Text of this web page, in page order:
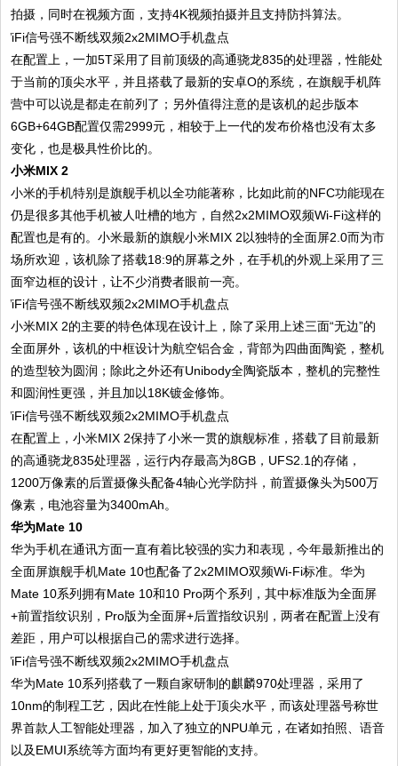
拍摄，同时在视频方面，支持4K视频拍摄并且支持防抖算法。
在配置上，一加5T采用了目前顶级的高通骁龙835的处理器，性能处
于当前的顶尖水平，并且搭载了最新的安卓O的系统，在旗舰手机阵
营中可以说是都走在前列了；另外值得注意的是该机的起步版本
6GB+64GB配置仅需2999元，相较于上一代的发布价格也没有太多
变化，也是极具性价比的。
小米MIX 2
小米的手机特别是旗舰手机以全功能著称，比如此前的NFC功能现在
仍是很多其他手机被人吐槽的地方，自然2x2MIMO双频Wi-Fi这样的
配置也是有的。小米最新的旗舰小米MIX 2以独特的全面屏2.0而为市
场所欢迎，该机除了搭载18:9的屏幕之外，在手机的外观上采用了三
面窄边框的设计，让不少消费者眼前一亮。
小米MIX 2的主要的特色体现在设计上，除了采用上述三面“无边”的
全面屏外，该机的中框设计为航空铝合金，背部为四曲面陶瓷，整机
的造型较为圆润；除此之外还有Unibody全陶瓷版本，整机的完整性
和圆润性更强，并且加以18K镀金修饰。
在配置上，小米MIX 2保持了小米一贯的旗舰标准，搭载了目前最新
的高通骁龙835处理器，运行内存最高为8GB，UFS2.1的存储，
1200万像素的后置摄像头配备4轴心光学防抖，前置摄像头为500万
像素，电池容量为3400mAh。
华为Mate 10
华为手机在通讯方面一直有着比较强的实力和表现，今年最新推出的
全面屏旗舰手机Mate 10也配备了2x2MIMO双频Wi-Fi标准。华为
Mate 10系列拥有Mate 10和10 Pro两个系列，其中标准版为全面屏
+前置指纹识别，Pro版为全面屏+后置指纹识别，两者在配置上没有
差距，用户可以根据自己的需求进行选择。
华为Mate 10系列搭载了一颗自家研制的麒麟970处理器，采用了
10nm的制程工艺，因此在性能上处于顶尖水平，而该处理器号称世
界首款人工智能处理器，加入了独立的NPU单元，在诸如拍照、语音
以及EMUI系统等方面均有更好更智能的支持。